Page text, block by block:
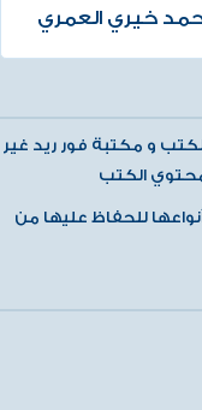
خيري العمري
و مكتبة فور ريد غير
الكتب
للحفاظ عليها من